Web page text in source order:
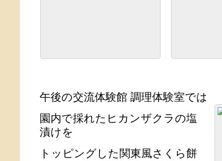
午後の交流体験館 調理体験室では
園内で採れたヒカンザクラの塩
漬けを
トッピングした関東風さくら餅